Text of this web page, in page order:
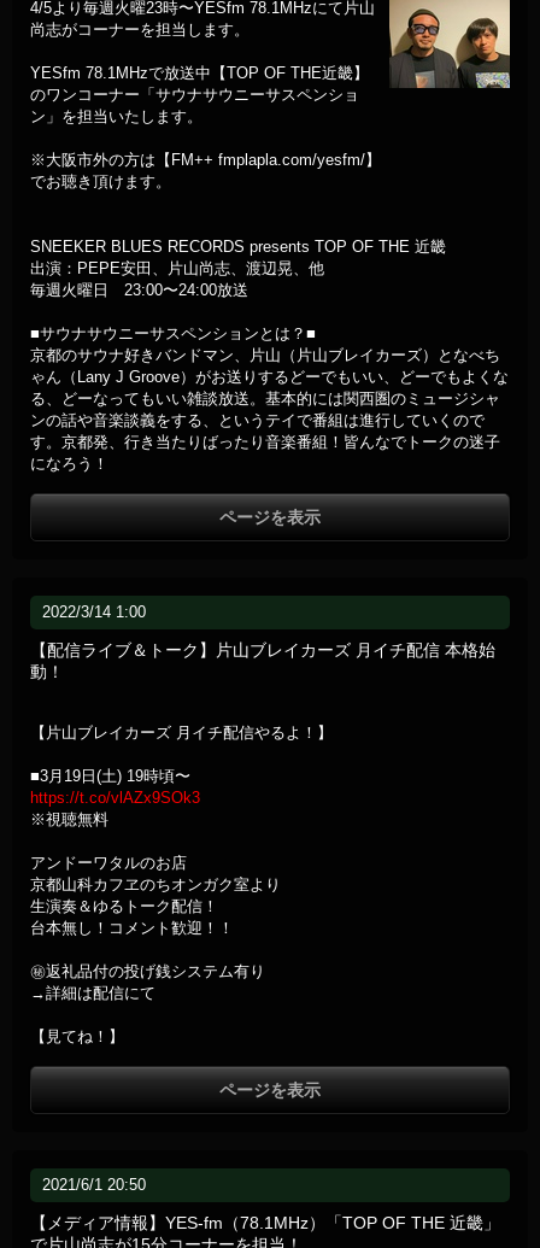
4/5より毎週火曜23時〜YESfm 78.1MHzにて片山
尚志がコーナーを担当します。
YESfm 78.1MHzで放送中【TOP OF THE近畿】
のワンコーナー「サウナサウニーサスペンショ
ン」を担当いたします。
※大阪市外の方は【FM++ fmplapla.com/yesfm/】
でお聴き頂けます。
SNEEKER BLUES RECORDS presents TOP OF THE 近畿
出演：PEPE安田、片山尚志、渡辺晃、他
毎週火曜日 23:00〜24:00放送
■サウナサウニーサスペンションとは？■
京都のサウナ好きバンドマン、片山（片山ブレイカーズ）となべち
ゃん（Lany J Groove）がお送りするどーでもいい、どーでもよくな
る、どーなってもいい雑談放送。基本的には関西圏のミュージシャ
ンの話や音楽談義をする、というテイで番組は進行していくので
す。京都発、行き当たりばったり音楽番組！皆んなでトークの迷子
になろう！
ページを表示
2022/3/14 1:00
【配信ライブ＆トーク】片山ブレイカーズ 月イチ配信 本格始
動！
【片山ブレイカーズ 月イチ配信やるよ！】
■3月19日(土) 19時頃〜
https://t.co/vlAZx9SOk3
※視聴無料
アンドーワタルのお店
京都山科カフヱのちオンガク室より
生演奏＆ゆるトーク配信！
台本無し！コメント歓迎！！
㊙返礼品付の投げ銭システム有り
→詳細は配信にて
【見てね！】
ページを表示
2021/6/1 20:50
【メディア情報】YES-fm（78.1MHz）「TOP OF THE 近畿」
で片山尚志が15分コーナーを担当！